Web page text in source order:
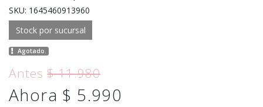
SKU: 1645460913960
Stock por sucursal
Agotado.
Antes$ 11.980
Ahora $ 5.990